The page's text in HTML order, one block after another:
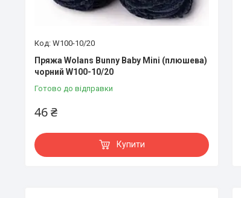
W100-10/20
Пряжа Wolans Bunny Baby Mini (плюшева)
чорний W100-10/20
Готово до відправки
46 ₴
Купити